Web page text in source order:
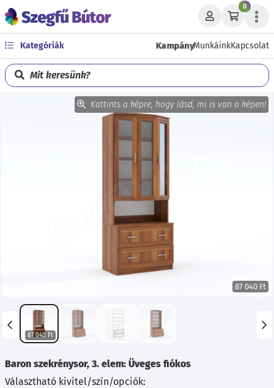
0
Kategóriák KampányMunkáinkKapcsolat
Mit keresünk?
Kattints a képre, hogy lásd, mi is van a képen!
87 040 Ft
87 040 Ft
Baron szekrénysor, 3. elem: Üveges fiókos
Választható kivitel/szín/opciók: